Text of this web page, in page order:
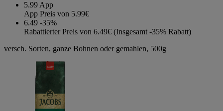
5.99 App
App Preis von 5.99€
6.49 -35%
Rabattierter Preis von 6.49€ (Insgesamt -35% Rabatt)
versch. Sorten, ganze Bohnen oder gemahlen, 500g